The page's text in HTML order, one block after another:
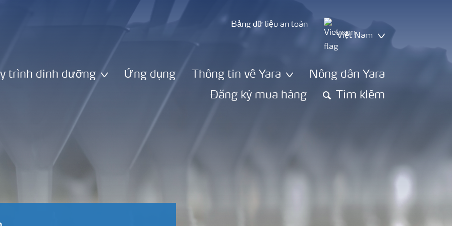
Bảng dữ liệu an toàn
Việt Nam
trình dinh dưỡng Ứng dụng Thông tin về Yara
Nông dân Yara
Đăng ký mua hàng
Tìm kiếm